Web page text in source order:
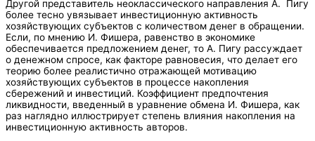
Другой представитель неоклассического направления А. Пигу
более тесно увязывает инвестиционную активность
хозяйствующих субъектов с количеством денег в обращении.
Если, по мнению И. Фишера, равенство в экономике
обеспечивается предложением денег, то А. Пигу рассуждает
о денежном спросе, как факторе равновесия, что делает его
теорию более реалистично отражающей мотивацию
хозяйствующих субъектов в процессе накопления
сбережений и инвестиций. Коэффициент предпочтения
ликвидности, введенный в уравнение обмена И. Фишера, как
раз наглядно иллюстрирует степень влияния накопления на
инвестиционную активность авторов.